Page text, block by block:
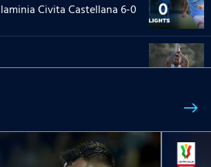
Civita Castellana 6-0
| Lazio-Pisa 2-1
east